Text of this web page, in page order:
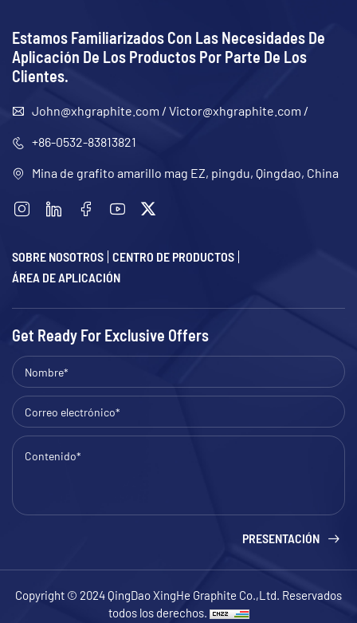
Estamos Familiarizados Con Las Necesidades De
Aplicación De Los Productos Por Parte De Los
Clientes.
John@xhgraphite.com / Victor@xhgraphite.com /
+86-0532-83813821
Mina de grafito amarillo mag EZ, pingdu, Qingdao, China
SOBRE NOSOTROS CENTRO DE PRODUCTOS
ÁREA DE APLICACIÓN
Get Ready For Exclusive Offers
PRESENTACIÓN
Copyright © 2024 QingDao XingHe Graphite Co.,Ltd. Reservados
todos los derechos.